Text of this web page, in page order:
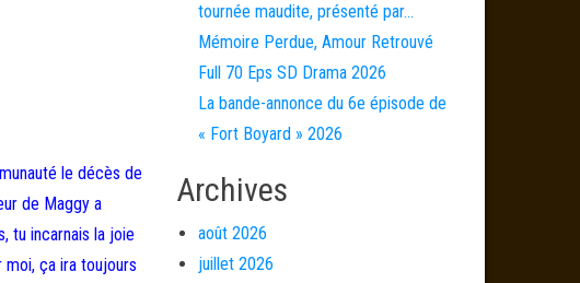
le décès de
de Maggy a
tu incarnais la joie
moi, ça ira toujours
tournée maudite, présenté par…
Mémoire Perdue, Amour Retrouvé
Full 70 Eps SD Drama 2026
La bande-annonce du 6e épisode de
« Fort Boyard » 2026
Archives
août 2026
juillet 2026